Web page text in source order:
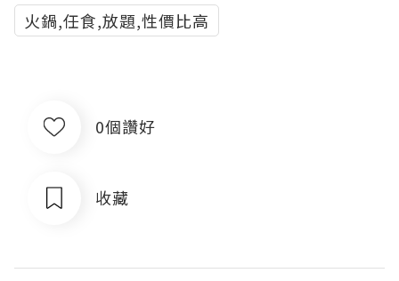
火鍋,任食,放題,性價比高
0個讚好
收藏